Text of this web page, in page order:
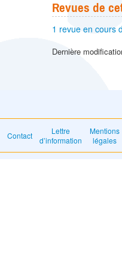
Revues de
1 revue en cours
Dernière
Contact
Lettre
d’information
Mentions
légales